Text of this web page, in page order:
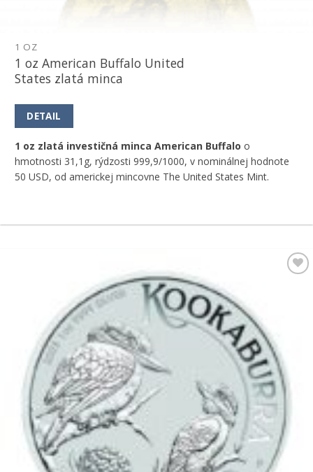
1 OZ
1 oz American Buffalo United
States zlatá minca
DETAIL
1 oz zlatá investičná minca American Buffalo o
hmotnosti 31,1g, rýdzosti 999,9/1000, v nominálnej hodnote
50 USD, od americkej mincovne The United States Mint.